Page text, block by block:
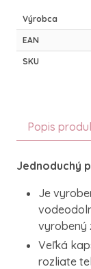
Výrobca
EAN
SKU
Popis
Jednoduchý
Je
vyrobený
Veľká
rozliate